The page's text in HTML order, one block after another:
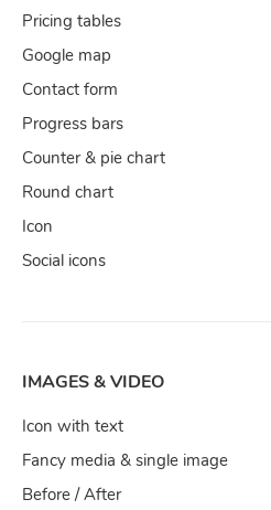
Pricing tables
Google map
Contact form
Progress bars
Counter & pie chart
Round chart
Icon
Social icons
IMAGES & VIDEO
Icon with text
Fancy media & single image
Before / After